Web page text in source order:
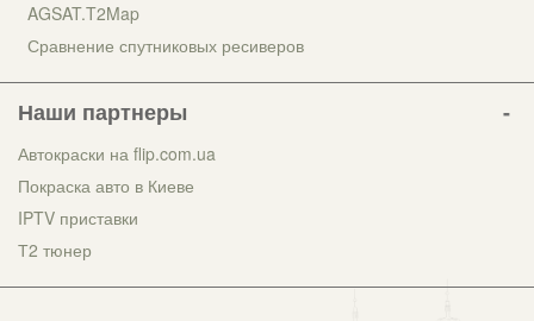
AGSAT.T2Map
Сравнение спутниковых ресиверов
Наши партнеры
Автокраски на flip.com.ua
Покраска авто в Киеве
IPTV приставки
Т2 тюнер